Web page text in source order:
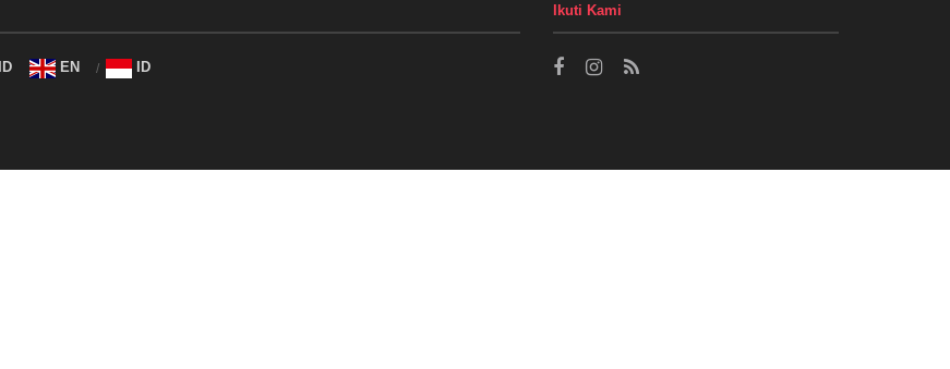
ID EN ID
Ikuti Kami